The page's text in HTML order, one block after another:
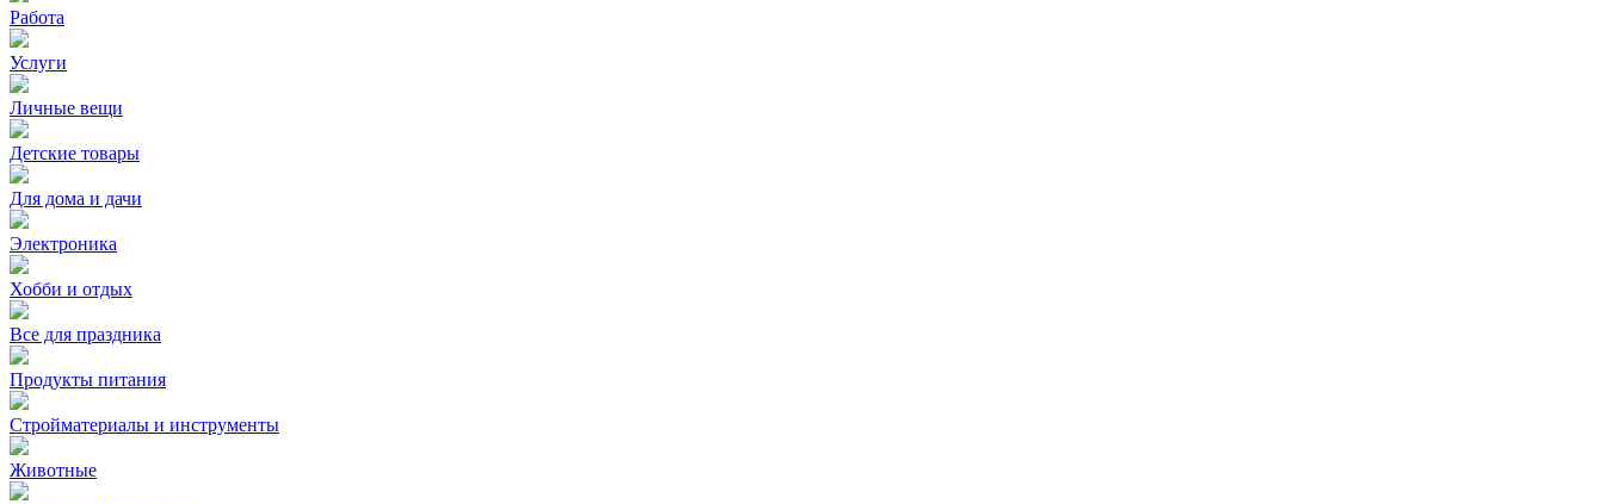
Работа
Услуги
Личные вещи
Детские товары
Для дома и дачи
Электроника
Хобби и отдых
Все для праздника
Продукты питания
Стройматериалы и инструменты
Животные